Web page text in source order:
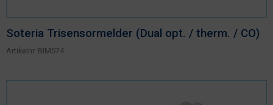
Soteria Trisensormelder (Dual opt. / therm. / CO)
Artikelnr. BIM574